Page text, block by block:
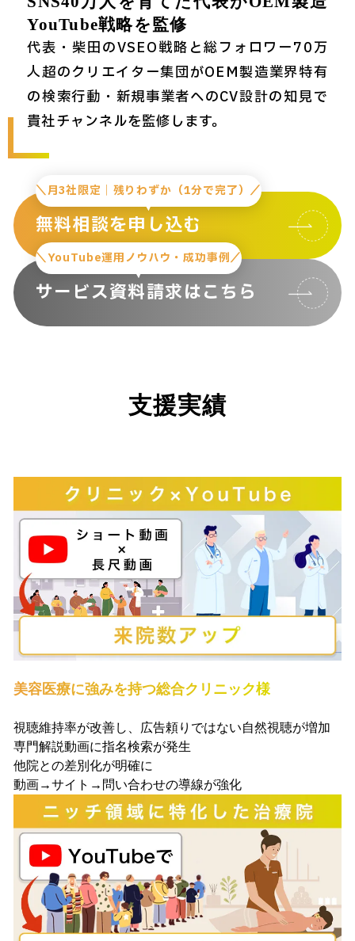
YouTube戦略を監修
代表・柴田のVSEO戦略と総フォロワー70万
人超のクリエイター集団がOEM製造業界特有
の検索行動・新規事業者へのCV設計の知見で
貴社チャンネルを監修します。
＼月3社限定｜残りわずか（1分で完了）／
無料相談を申し込む
＼YouTube運用ノウハウ・成功事例／
サービス資料請求はこちら
支援実績
美容医療に強みを持つ総合クリニック様
視聴維持率が改善し、広告頼りではない自然視聴が増加
専門解説動画に指名検索が発生
他院との差別化が明確に
動画→サイト→問い合わせの導線が強化